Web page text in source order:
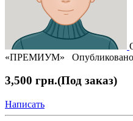
«ПРЕМИУМ»
Опубликовано
3,500 грн.(Под заказ)
Написать